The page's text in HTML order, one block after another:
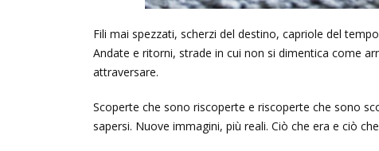
Fili mai spezzati, scherzi del destino, capriole del
Andate e ritorni, strade in cui non si dimentica come
attraversare.
Scoperte che sono riscoperte e riscoperte che sono
sapersi. Nuove immagini, più reali. Ciò che era e ciò